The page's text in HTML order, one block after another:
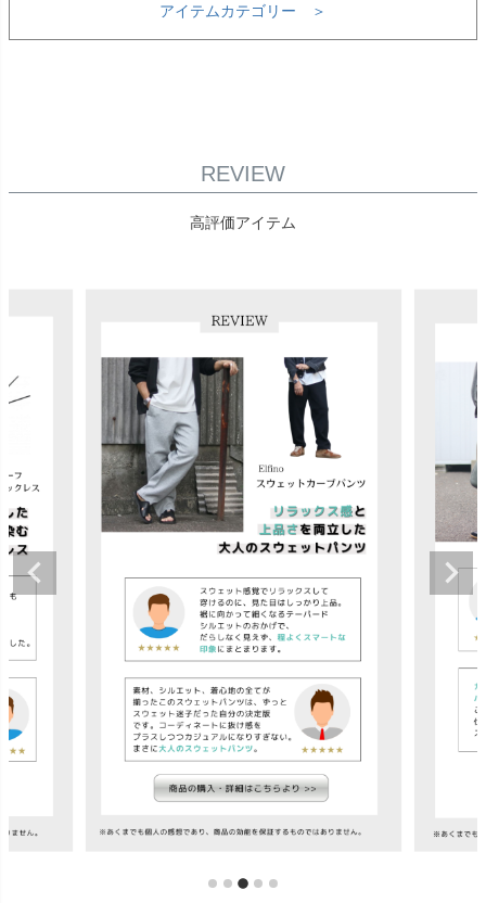
アイテムカテゴリー ＞
REVIEW
高評価アイテム